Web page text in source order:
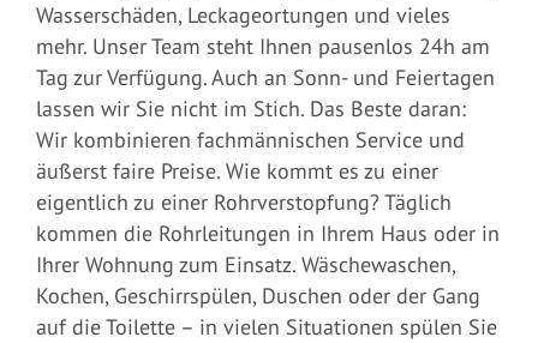
Wasserschäden, Leckageortungen und vieles
mehr. Unser Team steht Ihnen pausenlos 24h am
Tag zur Verfügung. Auch an Sonn- und Feiertagen
lassen wir Sie nicht im Stich. Das Beste daran:
Wir kombinieren fachmännischen Service und
äußerst faire Preise. Wie kommt es zu einer
eigentlich zu einer Rohrverstopfung? Täglich
kommen die Rohrleitungen in Ihrem Haus oder in
Ihrer Wohnung zum Einsatz. Wäschewaschen,
Kochen, Geschirrspülen, Duschen oder der Gang
auf die Toilette – in vielen Situationen spülen Sie